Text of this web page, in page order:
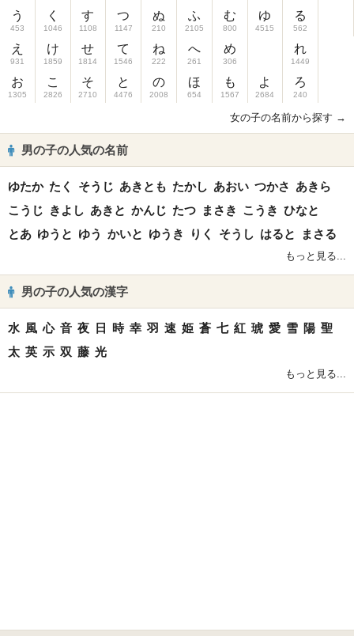
う
453
え
931
お
1305
く
1046
け
1859
こ
2826
す
1108
せ
1814
そ
2710
つ
1147
て
1546
と
4476
ぬ
210
ね
222
の
2008
ふ
2105
へ
261
ほ
654
む
800
め
306
も
1567
ゆ
4515
よ
2684
る
562
れ
1449
ろ
240
女の子の名前から探す →
男の子の人気の名前
ゆたか たく そうじ あきとも たかし あおい つかさ あきら
こうじ きよし あきと かんじ たつ まさき こうき ひなと
とあ ゆうと ゆう かいと ゆうき りく そうし はると まさる
もっと見る...
男の子の人気の漢字
水 風 心 音 夜 日 時 幸 羽 速 姫 蒼 七 紅 琥 愛 雪 陽 聖
太 英 示 双 藤 光
もっと見る...